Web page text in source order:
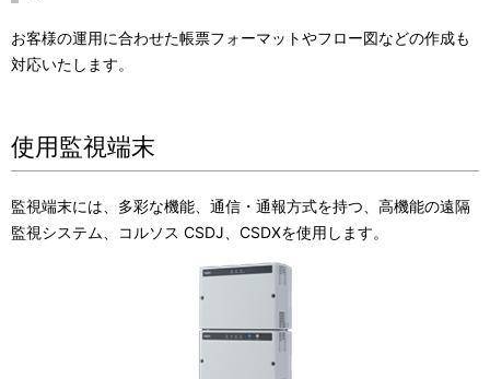
お客様の運用に合わせた帳票フォーマットやフロー図などの作成も
対応いたします。
使用監視端末
監視端末には、多彩な機能、通信・通報方式を持つ、高機能の遠隔
監視システム、コルソス CSDJ、CSDXを使用します。